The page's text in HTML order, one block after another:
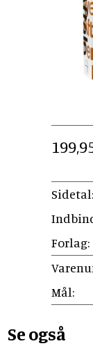
Sidetal:
Forlag:
Mål:
Se også